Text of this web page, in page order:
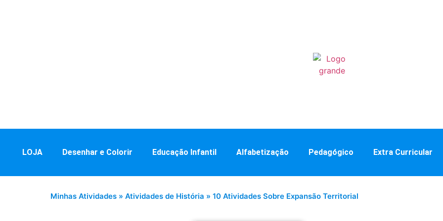
LOJA Desenhar e Colorir Educação Infantil Alfabetização Pedagógico Extra Curricular
Minhas Atividades » Atividades de História » 10 Atividades Sobre Expansão Territorial